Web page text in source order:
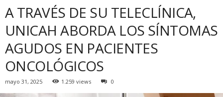
A TRAVÉS DE SU TELECLÍNICA,
UNICAH ABORDA LOS SÍNTOMAS
AGUDOS EN PACIENTES
ONCOLÓGICOS
mayo 31, 2025 1.259 views 0